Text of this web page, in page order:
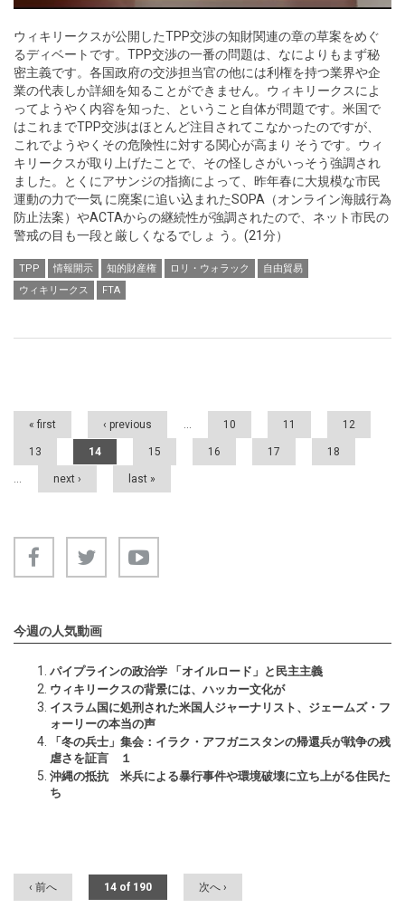
ウィキリークスが公開したTPP交渉の知財関連の章の草案をめぐ
るディベートです。TPP交渉の一番の問題は、なによりもまず秘
密主義です。各国政府の交渉担当官の他には利権を持つ業界や企
業の代表しか詳細を知ることができません。ウィキリークスによ
ってようやく内容を知った、ということ自体が問題です。米国で
はこれまでTPP交渉はほとんど注目されてこなかったのですが、
これでようやくその危険性に対する関心が高まり そうです。ウィ
キリークスが取り上げたことで、その怪しさがいっそう強調され
ました。とくにアサンジの指摘によって、昨年春に大規模な市民
運動の力で一気 に廃案に追い込まれたSOPA（オンライン海賊行為
防止法案）やACTAからの継続性が強調されたので、ネット市民の
警戒の目も一段と厳しくなるでしょ う。(21分）
TPP 情報開示 知的財産権 ロリ・ウォラック
自由貿易
ウィキリークス
FTA
Pages
« first ‹ previous … 10 11 12
13 14 15 16 17 18
… next › last »
今週の人気動画
パイプラインの政治学 「オイルロード」と民主主義
ウィキリークスの背景には、ハッカー文化が
イスラム国に処刑された米国人ジャーナリスト、ジェームズ・フ
ォーリーの本当の声
「冬の兵士」集会：イラク・アフガニスタンの帰還兵が戦争の残
虐さを証言 １
沖縄の抵抗 米兵による暴行事件や環境破壊に立ち上がる住民た
ち
‹ 前へ 14 of 190 次へ ›